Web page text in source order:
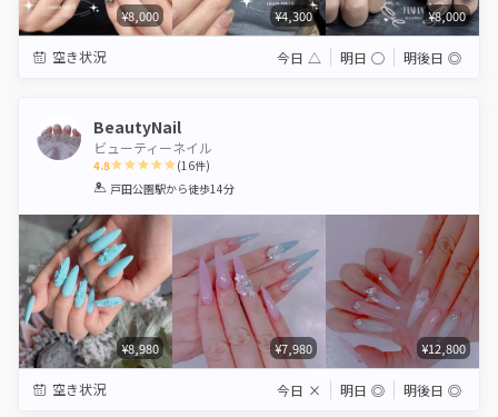
¥8,000 ¥4,300 ¥8,000
空き状況 今日 △ 明日 ◯ 明後日 ◎
BeautyNail
ビューティーネイル
4.8
1 2 3 4 5
(16件)
戸田公園駅から徒歩14分
¥8,980 ¥7,980 ¥12,800
空き状況 今日 × 明日 ◎ 明後日 ◎